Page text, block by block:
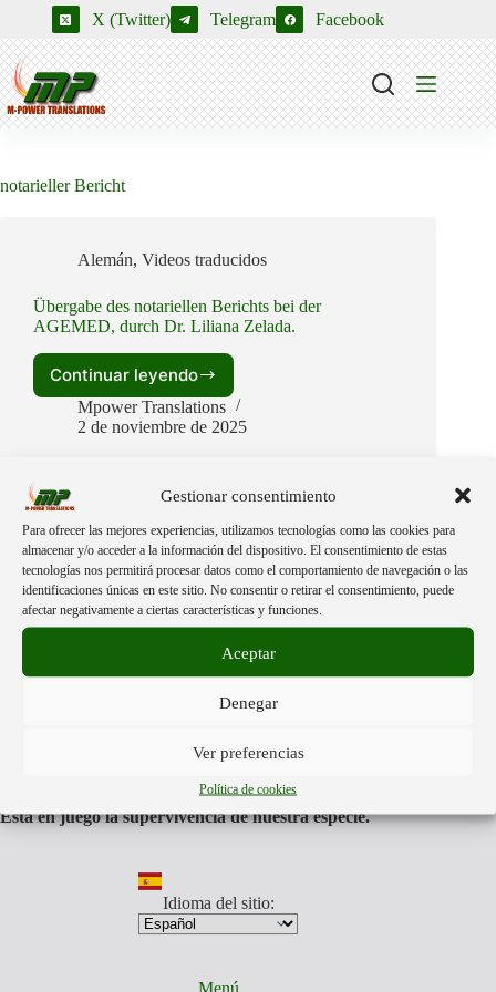
Gestionar consentimiento
Para ofrecer las mejores experiencias, utilizamos tecnologías como las cookies para
almacenar y/o acceder a la información del dispositivo. El consentimiento de estas
tecnologías nos permitirá procesar datos como el comportamiento de navegación o las
identificaciones únicas en este sitio. No consentir o retirar el consentimiento, puede
afectar negativamente a ciertas características y funciones.
Aceptar
Denegar
Ver preferencias
Política de cookies
contenido
X (Twitter) Telegram Facebook
notarieller Bericht
Alemán, Videos traducidos
Übergabe des notariellen Berichts bei der
AGEMED, durch Dr. Liliana Zelada.
Continuar leyendo
Übergabe
des
notariellen
durch
Dr.
Liliana
Zelada.
Mpower Translations
2 de noviembre de 2025
Acerca de:
Mpower Translationsesta formado por personas libres de
distintas partes del mundo.
Nuestra única finalidad, es darte a conocer la información más
veraz que otros no quieren mostrarte.
Traducimos aquellos videos y documentos que muestran la
realidad de lo que nos acontece, para que estés preparado para
globalistas y pro humanos.
toda persona, debe de conocer.
Está en juego la supervivencia de nuestra especie.
Idioma del sitio: